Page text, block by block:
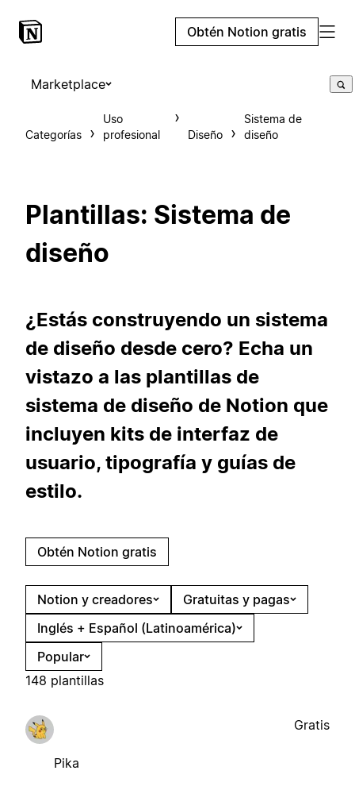
Obtén Notion gratis
Marketplace
Categorías
Uso
profesional
Diseño
Sistema de
diseño
Plantillas: Sistema de
diseño
¿Estás construyendo un sistema
de diseño desde cero? Echa un
vistazo a las plantillas de
sistema de diseño de Notion que
incluyen kits de interfaz de
usuario, tipografía y guías de
estilo.
Obtén Notion gratis
Notion y creadores
Gratuitas y pagas
Inglés + Español (Latinoamérica)
Popular
148 plantillas
Pika
Gratis